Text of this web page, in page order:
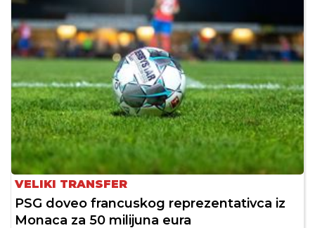
VELIKI TRANSFER
PSG doveo francuskog reprezentativca iz
Monaca za 50 milijuna eura